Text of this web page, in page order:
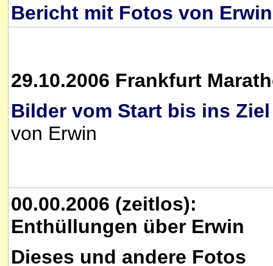
Bericht mit Fotos von Erwin
29.10.2006 Frankfurt
Bilder vom Start bis ins Ziel
von Erwin
00.00.2006 (zeitlos):
Enthüllungen über Erwin
Dieses und andere Fotos